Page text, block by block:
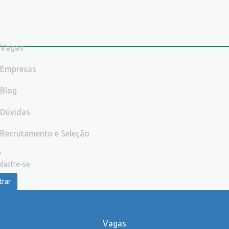
Vagas
Empresas
Blog
Dúvidas
Recrutamento e Seleção
se
Vagas